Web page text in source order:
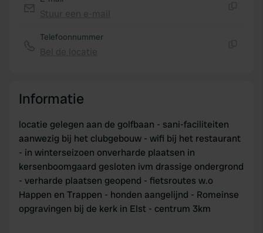
Telefoonnummer
Informatie
locatie gelegen aan de golfbaan - sani-faciliteiten
aanwezig bij het clubgebouw - wifi bij het restaurant
- in winterseizoen onverharde plaatsen in
kersenboomgaard gesloten ivm drassige ondergrond
- verharde plaatsen geopend - fietsroutes w.o
Happen en Trappen - honden aangelijnd - Romeinse
opgravingen bij de kerk in Elst - centrum 3km